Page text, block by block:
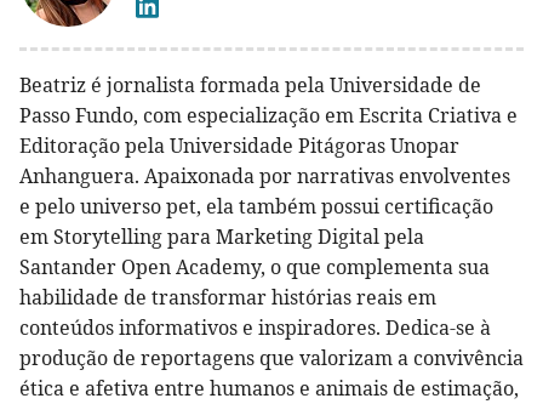
Beatriz é jornalista formada pela Universidade de
Passo Fundo, com especialização em Escrita Criativa e
Editoração pela Universidade Pitágoras Unopar
Anhanguera. Apaixonada por narrativas envolventes
e pelo universo pet, ela também possui certificação
em Storytelling para Marketing Digital pela
Santander Open Academy, o que complementa sua
habilidade de transformar histórias reais em
conteúdos informativos e inspiradores. Dedica-se à
produção de reportagens que valorizam a convivência
ética e afetiva entre humanos e animais de estimação,